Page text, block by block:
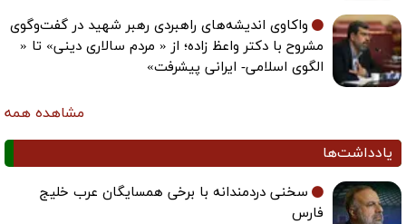
واکاوی اندیشه‌های راهبردی رهبر شهید در گفت‌وگوی
مشروح با دکتر واعظ زاده؛ از « مردم سالاری دینی» تا «
الگوی اسلامی- ایرانی پیشرفت»
مشاهده همه
یادداشت‌ها
سخنی دردمندانه با برخی همسایگان عرب خلیج
فارس